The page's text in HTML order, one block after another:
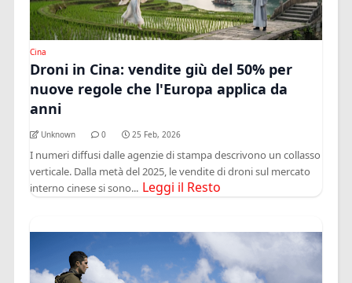
Cina
Droni in Cina: vendite giù del 50% per
nuove regole che l'Europa applica da
anni
Unknown 0 25 Feb, 2026
I numeri diffusi dalle agenzie di stampa descrivono un collasso
verticale. Dalla metà del 2025, le vendite di droni sul mercato
interno cinese si sono... Leggi il Resto